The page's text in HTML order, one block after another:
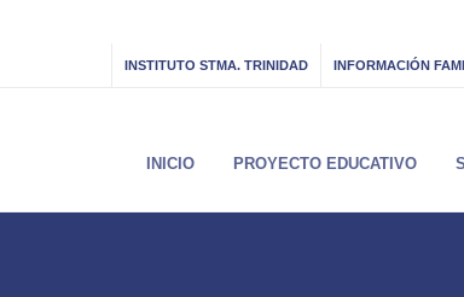
INSTITUTO STMA. TRINIDAD INFORMACIÓN
INICIO PROYECTO EDUCATIVO